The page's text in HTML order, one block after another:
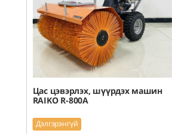
Цас цэвэрлэх, шүүрдэх машин
RAIKO R-800A
Дэлгэрэнгүй